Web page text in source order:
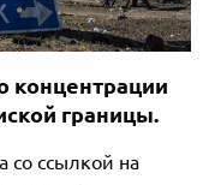
концентрации
границы.
со ссылкой на